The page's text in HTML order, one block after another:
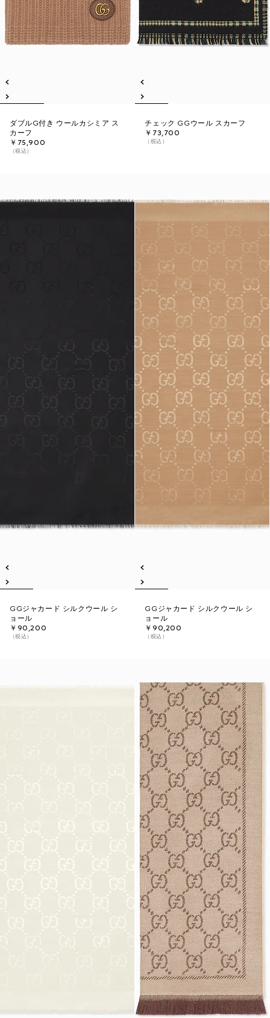
ダブルG付き ウールカシミア ス
カーフ
￥75,900
（税込）
チェック GGウール スカーフ
￥73,700
（税込）
GGジャカード シルクウール シ
ョール
￥90,200
（税込）
GGジャカード シルクウール シ
ョール
￥90,200
（税込）